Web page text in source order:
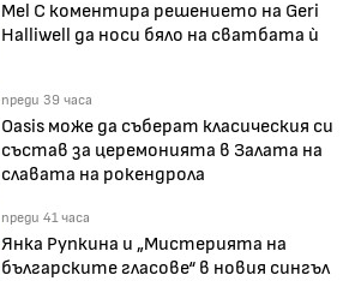
Mel C коментира решението на Geri
Halliwell да носи бяло на сватбата ѝ
преди 39 часа
Oasis може да съберат класическия си
състав за церемонията в Залата на
славата на рокендрола
преди 41 часа
Янка Рупкина и „Мистерията на
българските гласове“ в новия сингъл